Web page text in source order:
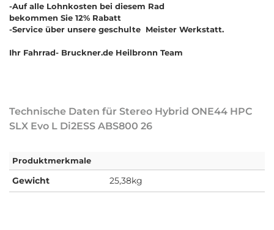
-Auf alle Lohnkosten bei diesem Rad
bekommen Sie 12% Rabatt
-Service über unsere geschulte Meister Werkstatt.
Ihr Fahrrad- Bruckner.de Heilbronn Team
Technische Daten für Stereo Hybrid ONE44 HPC
SLX Evo L Di2ESS ABS800 26
Produktmerkmale
Gewicht 25,38kg